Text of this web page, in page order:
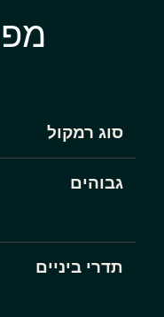
סוג רמקול
גבוהים
תדרי ביניים